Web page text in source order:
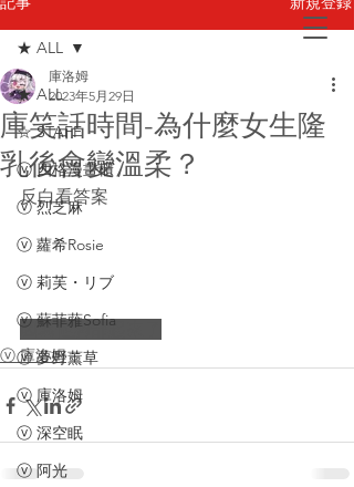
お問い合わせ
★ ALL
☆ STAFF
ⓥ 四格漫畫櫃
ⓥ 烈芝麻
ⓥ 蘿希Rosie
ⓥ 莉芙・リブ
ⓥ 蘇菲蕥Sofia
ⓥ 夢野薰草
ⓥ 庫洛姆
ⓥ 深空眠
ⓥ 阿光
★ ALL
庫笑話時間-為什麼女生隆
乳後會變溫柔？
庫洛姆
2023年5月29日
反白看答案
因為他胸部起來了
ⓥ 庫洛姆